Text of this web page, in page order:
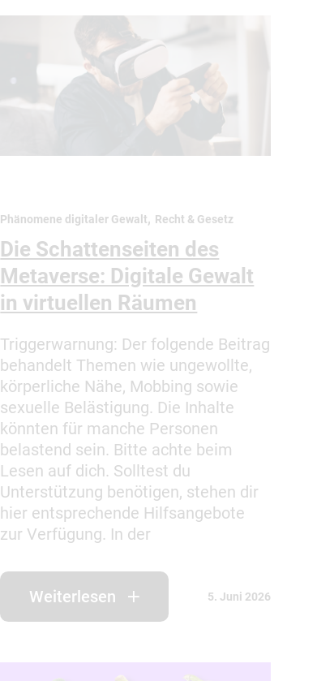
Phänomene digitaler Gewalt, Recht & Gesetz
Die Schattenseiten des
Metaverse: Digitale Gewalt
in virtuellen Räumen
Triggerwarnung: Der folgende Beitrag
behandelt Themen wie ungewollte,
körperliche Nähe, Mobbing sowie
sexuelle Belästigung. Die Inhalte
könnten für manche Personen
belastend sein. Bitte achte beim
Lesen auf dich. Solltest du
Unterstützung benötigen, stehen dir
hier entsprechende Hilfsangebote
zur Verfügung. In der
Weiterlesen 5. Juni 2026